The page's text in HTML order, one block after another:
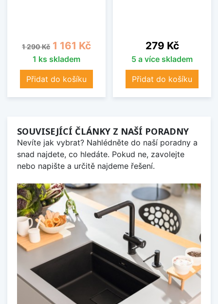
Běžná cena
1 290 Kč Cena
1 161 Kč
1 ks skladem
Přidat do košíku
Cena
279 Kč
5 a více skladem
Přidat do košíku
SOUVISEJÍCÍ ČLÁNKY Z NAŠÍ PORADNY
Nevíte jak vybrat? Nahlédněte do naší poradny a
snad najdete, co hledáte. Pokud ne, zavolejte
nebo napište a určitě najdeme řešení.